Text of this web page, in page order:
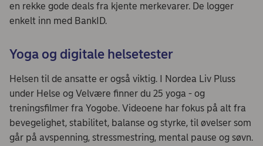
en rekke gode deals fra kjente merkevarer. De logger
enkelt inn med BankID.
Yoga og digitale helsetester
Helsen til de ansatte er også viktig. I Nordea Liv Pluss
under Helse og Velvære finner du 25 yoga - og
treningsfilmer fra Yogobe. Videoene har fokus på alt fra
bevegelighet, stabilitet, balanse og styrke, til øvelser som
går på avspenning, stressmestring, mental pause og søvn.